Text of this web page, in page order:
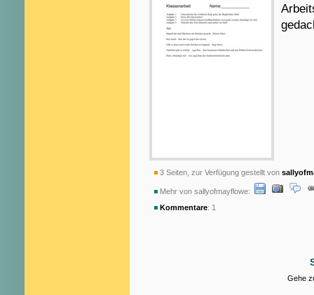
3 Seiten, zur Verfügung gestellt von
Mehr von sallyofmayflowe:
Kommentare: 1
Gehe